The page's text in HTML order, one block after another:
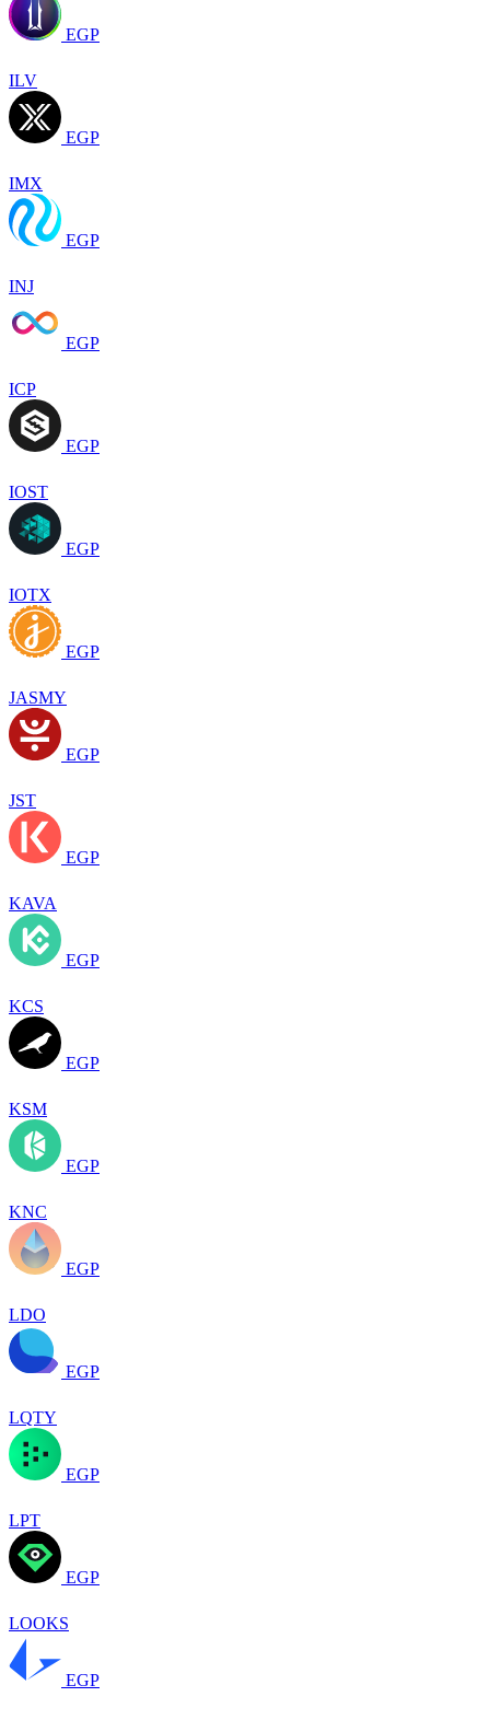
EGP
ILV
EGP
IMX
EGP
INJ
EGP
ICP
EGP
IOST
EGP
IOTX
EGP
JASMY
EGP
JST
EGP
KAVA
EGP
KCS
EGP
KSM
EGP
KNC
EGP
LDO
EGP
LQTY
EGP
LPT
EGP
LOOKS
EGP